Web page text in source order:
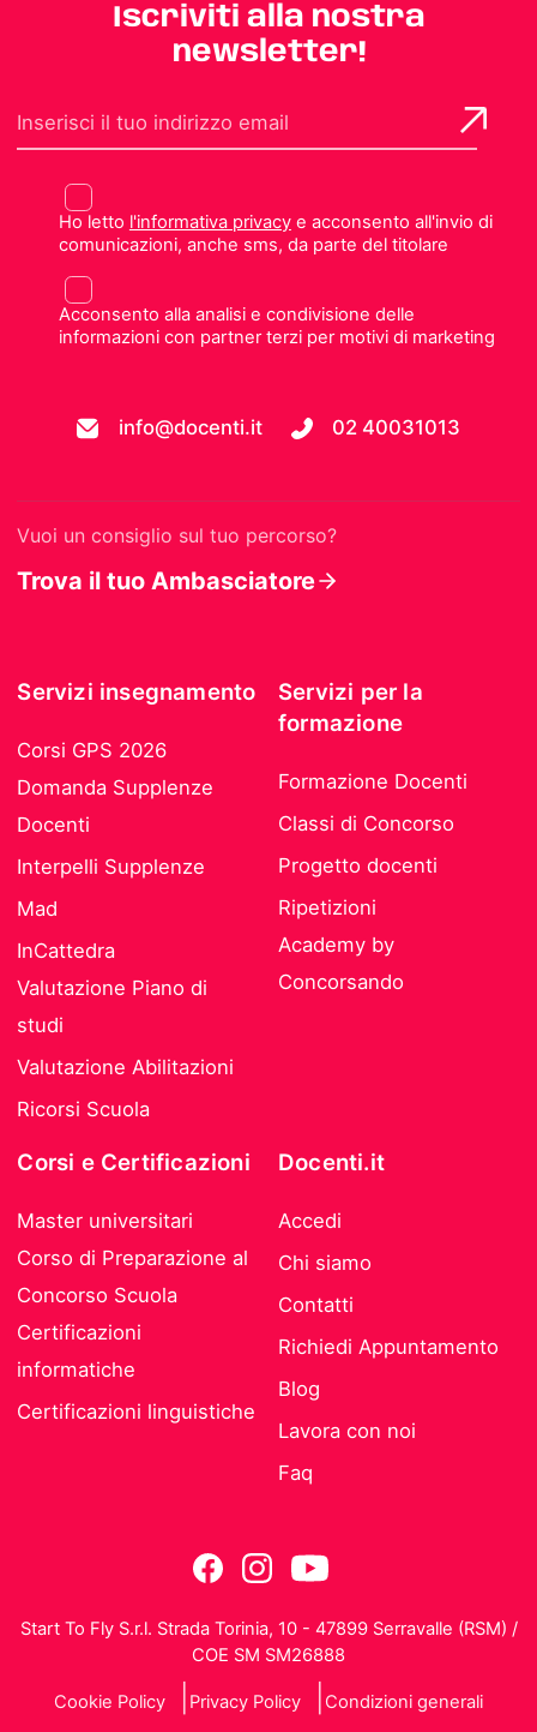
Iscriviti alla nostra
newsletter!
Ho letto l'informativa privacye acconsento all'invio di
comunicazioni, anche sms, da parte del titolare
Acconsento alla analisi e condivisione delle
informazioni con partner terzi per motivi di marketing
info@docenti.it 02 40031013
Vuoi un consiglio sul tuo percorso?
Trova il tuo Ambasciatore
Servizi insegnamento
Corsi GPS 2026
Domanda Supplenze
Docenti
Interpelli Supplenze
Mad
InCattedra
Valutazione Piano di
studi
Valutazione Abilitazioni
Ricorsi Scuola
Servizi per la
formazione
Formazione Docenti
Classi di Concorso
Progetto docenti
Ripetizioni
Academy by
Concorsando
Corsi e Certificazioni
Master universitari
Corso di Preparazione al
Concorso Scuola
Certificazioni
informatiche
Certificazioni linguistiche
Docenti.it
Accedi
Chi siamo
Contatti
Richiedi Appuntamento
Blog
Lavora con noi
Faq
Start To Fly S.r.l. Strada Torinia, 10 - 47899 Serravalle (RSM) /
COE SM SM26888
Cookie Policy Privacy Policy Condizioni generali